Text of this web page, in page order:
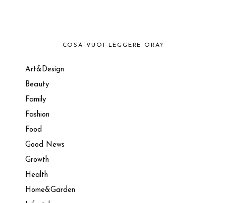
COSA VUOI LEGGERE ORA?
Art&Design
Beauty
Family
Fashion
Food
Good News
Growth
Health
Home&Garden